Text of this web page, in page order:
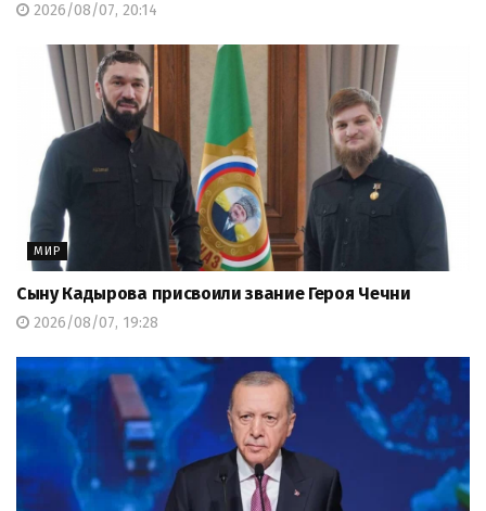
2026/08/07, 20:14
МИР
Сыну Кадырова присвоили звание Героя Чечни
2026/08/07, 19:28